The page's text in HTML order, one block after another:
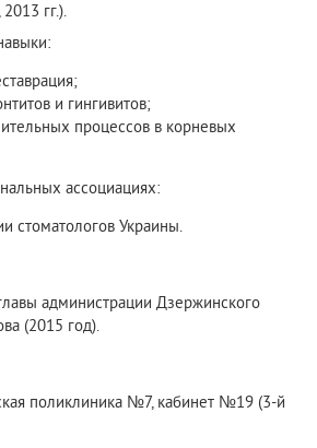
гг.).
и гингивитов;
процессов в корневых
ассоциациях:
стоматологов Украины.
администрации Дзержинского
(2015 год).
поликлиника №7, кабинет №19 (3-й